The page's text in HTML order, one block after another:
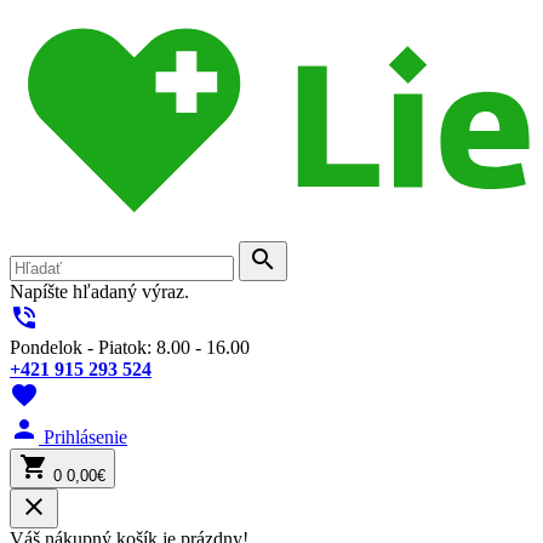
search
Napíšte hľadaný výraz.
phone_in_talk
Pondelok - Piatok: 8.00 - 16.00
+421 915 293 524
favorite
person Prihlásenie
shopping_cart 0 0,00€
close
Váš nákupný košík je prázdny!